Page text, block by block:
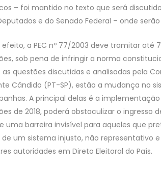
– foi mantido no texto que será
e do Senado Federal – onde
a PEC nº 77/2003 deve tramitar até
sob pena de infringir a norma
as questões discutidas e analisadas pela
Cândido (PT-SP), estão a mudança no
A principal delas é a
de 2018, poderá obstaculizar o
uma barreira invisível para aqueles que
um sistema injusto, não representativo
autoridades em Direto Eleitoral do País.